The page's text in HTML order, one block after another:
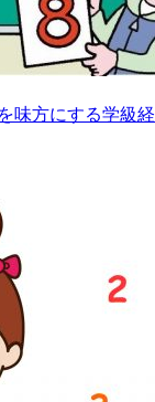
味方にする学級経